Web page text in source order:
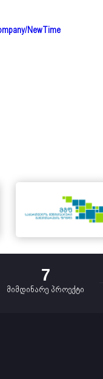
NewTime
7
მიმდინარე პროექტი